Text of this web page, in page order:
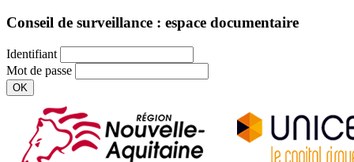
Conseil de surveillance : espace documentaire
Identifiant
Mot de passe
OK